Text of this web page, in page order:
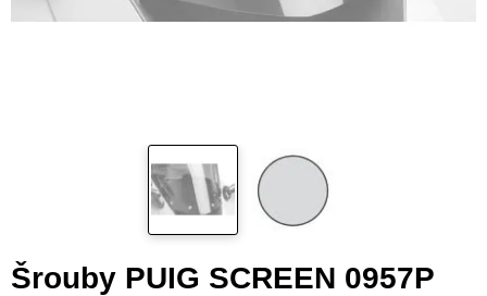
Šrouby PUIG SCREEN 0957P